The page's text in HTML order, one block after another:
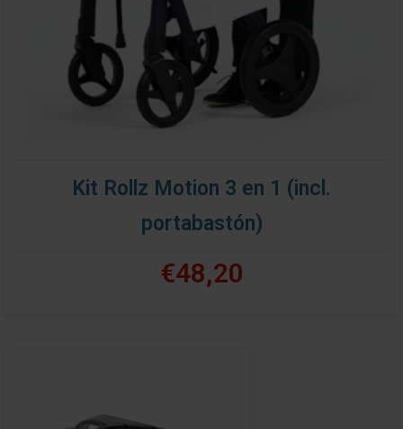
Kit Rollz Motion 3 en 1 (incl.
portabastón)
€48,20